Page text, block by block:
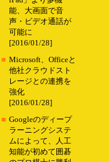
能、大画面で音
声・ビデオ通話が
可能に
[2016/01/28]
■ Microsoft、Officeと
他社クラウドスト
レージとの連携を
強化
[2016/01/28]
■ Googleのディープ
ラーニングシステ
ムによって、人工
知能が初めて囲碁